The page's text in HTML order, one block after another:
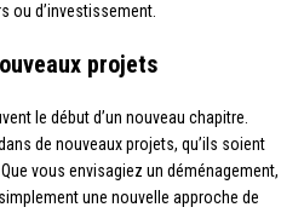
ou d’investissement.
projets
le début d’un nouveau chapitre.
de nouveaux projets, qu’ils soient
vous envisagiez un déménagement,
une nouvelle approche de